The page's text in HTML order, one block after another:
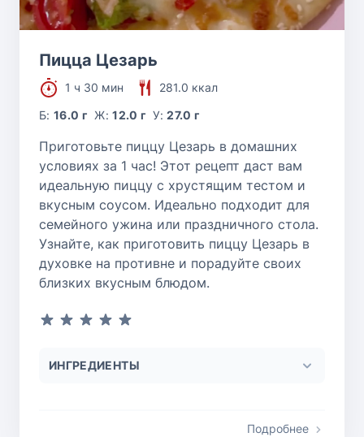
Пицца Цезарь
1 ч 30 мин
281.0 ккал
Б:16.0 г Ж:12.0 г У:27.0 г
Приготовьте пиццу Цезарь в домашних
условиях за 1 час! Этот рецепт даст вам
идеальную пиццу с хрустящим тестом и
вкусным соусом. Идеально подходит для
семейного ужина или праздничного стола.
Узнайте, как приготовить пиццу Цезарь в
духовке на противне и порадуйте своих
близких вкусным блюдом.
ИНГРЕДИЕНТЫ
Подробнее